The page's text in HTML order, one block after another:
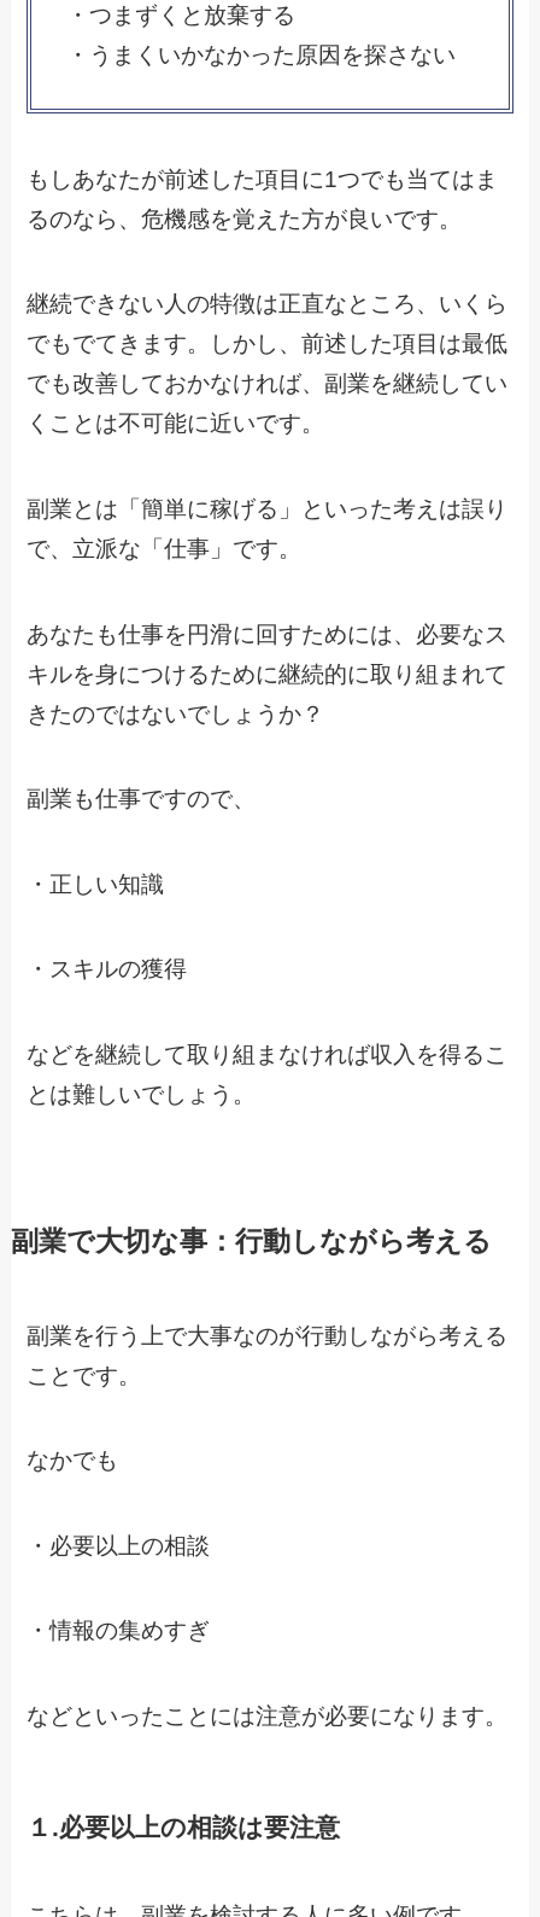
・つまずくと放棄する
・うまくいかなかった原因を探さない
もしあなたが前述した項目に1つでも当てはま
るのなら、危機感を覚えた方が良いです。
継続できない人の特徴は正直なところ、いくら
でもでてきます。しかし、前述した項目は最低
でも改善しておかなければ、副業を継続してい
くことは不可能に近いです。
副業とは「簡単に稼げる」といった考えは誤り
で、立派な「仕事」です。
あなたも仕事を円滑に回すためには、必要なス
キルを身につけるために継続的に取り組まれて
きたのではないでしょうか？
副業も仕事ですので、
・正しい知識
・スキルの獲得
などを継続して取り組まなければ収入を得るこ
とは難しいでしょう。
副業で大切な事：行動しながら考える
副業を行う上で大事なのが行動しながら考える
ことです。
なかでも
・必要以上の相談
・情報の集めすぎ
などといったことには注意が必要になります。
１.必要以上の相談は要注意